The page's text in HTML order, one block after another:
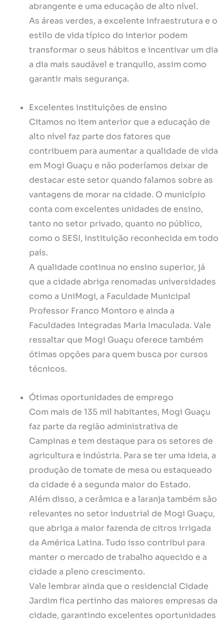
abrangente e uma educação de alto nível.
As áreas verdes, a excelente infraestrutura e o
estilo de vida típico do interior podem
transformar o seus hábitos e incentivar um dia
a dia mais saudável e tranquilo, assim como
garantir mais segurança.
Excelentes instituições de ensino
Citamos no item anterior que a educação de
alto nível faz parte dos fatores que
contribuem para aumentar a qualidade de vida
em Mogi Guaçu e não poderíamos deixar de
destacar este setor quando falamos sobre as
vantagens de morar na cidade. O município
conta com excelentes unidades de ensino,
tanto no setor privado, quanto no público,
como o SESI, instituição reconhecida em todo
país.
A qualidade continua no ensino superior, já
que a cidade abriga renomadas universidades
como a UniMogi, a Faculdade Municipal
Professor Franco Montoro e ainda a
Faculdades Integradas Maria Imaculada. Vale
ressaltar que Mogi Guaçu oferece também
ótimas opções para quem busca por cursos
técnicos.
Ótimas oportunidades de emprego
Com mais de 135 mil habitantes, Mogi Guaçu
faz parte da região administrativa de
Campinas e tem destaque para os setores de
agricultura e indústria. Para se ter uma ideia, a
produção de tomate de mesa ou estaqueado
da cidade é a segunda maior do Estado.
Além disso, a cerâmica e a laranja também são
relevantes no setor industrial de Mogi Guaçu,
que abriga a maior fazenda de citros irrigada
da América Latina. Tudo isso contribui para
manter o mercado de trabalho aquecido e a
cidade a pleno crescimento.
Vale lembrar ainda que o residencial Cidade
Jardim fica pertinho das maiores empresas da
cidade, garantindo excelentes oportunidades